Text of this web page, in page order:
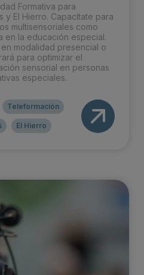
Formativa para
y El Hierro. Capacítate para
multisensoriales como
en la educación especial.
modalidad presencial o
para optimizar el
sensorial en personas
especiales.
Teleformación
El Hierro